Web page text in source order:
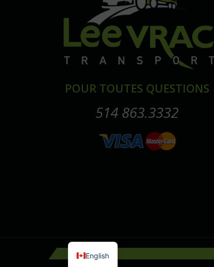
POUR TOUTES QUESTIONS
514 863.3332
English